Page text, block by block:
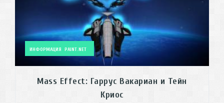
ИНФОРМАЦИЯ PAINT.NET
Mass Effect: Гаррус Вакариан и Тейн
Криос